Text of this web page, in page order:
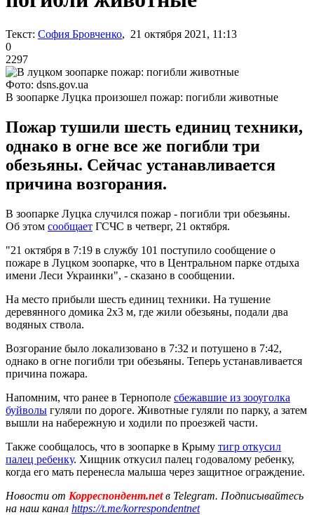
Текст: София Бровченко, 21 октября 2021, 11:13
0
2297
Фото: dsns.gov.ua
В зоопарке Луцка произошел пожар: погибли животные
Пожар тушили шесть единиц техники,
однако в огне все же погибли три
обезьяны. Сейчас устанавливается
причина возгорания.
В зоопарке Луцка случился пожар - погибли три обезьяны.
Об этом сообщает ГСЧС в четверг, 21 октября.
"21 октября в 7:19 в службу 101 поступило сообщение о
пожаре в Луцком зоопарке, что в Центральном парке отдыха
имени Леси Украинки", - сказано в сообщении.
На место прибыли шесть единиц техники. На тушение
деревянного домика 2х3 м, где жили обезьяны, подали два
водяных ствола.
Возгорание было локализовано в 7:32 и потушено в 7:42,
однако в огне погибли три обезьяны. Теперь устанавливается
причина пожара.
Напомним, что ранее в Тернополе сбежавшие из зооуголка
буйволы гуляли по дороге. Животные гуляли по парку, а затем
вышли на набережную и ходили по проезжей части.
Также сообщалось, что в зоопарке в Крыму тигр откусил
палец ребенку. Хищник откусил палец годовалому ребенку,
когда его мать перенесла малыша через защитное ограждение.
Новости от Корреспондент.netв Telegram. Подписывайтесь
на наш канал https://t.me/korrespondentnet